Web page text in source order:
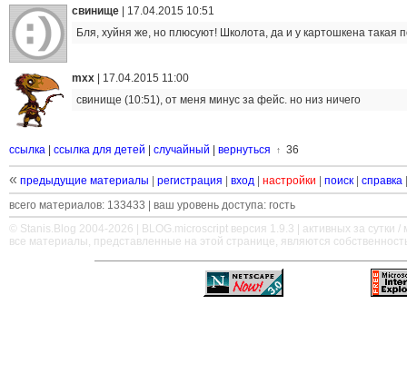
свинище
17.04.2015 10:51
Бля, хуйня же, но плюсуют! Школота, да и у картошкена такая
mxx
17.04.2015 11:00
свинище (10:51), от меня минус за фейс. но низ ничего
ссылка ссылка для детей случайный вернуться ↑ 36
« предыдущие материалы регистрация вход настройки поиск справка
всего материалов: 133433 | ваш уровень доступа: гость
© Stanis.Blog 2004-2026 |
BLOG.microscript версия 1.9.3 | активных за сутки /
все материалы, представленные на этой странице, являются
—————————————————————